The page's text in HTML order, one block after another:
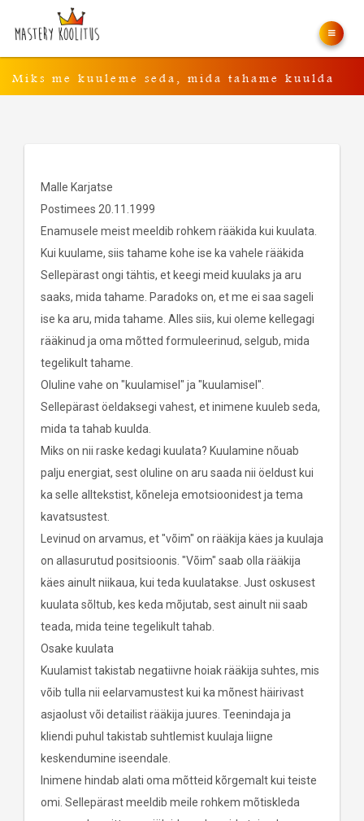
Miks me kuuleme seda, mida tahame kuulda
Malle Karjatse
Postimees 20.11.1999
Enamusele meist meeldib rohkem rääkida kui kuulata.
Kui kuulame, siis tahame kohe ise ka vahele rääkida
Sellepärast ongi tähtis, et keegi meid kuulaks ja aru
saaks, mida tahame. Paradoks on, et me ei saa sageli
ise ka aru, mida tahame. Alles siis, kui oleme kellegagi
rääkinud ja oma mõtted formuleerinud, selgub, mida
tegelikult tahame.
Oluline vahe on "kuulamisel" ja "kuulamisel".
Sellepärast öeldaksegi vahest, et inimene kuuleb seda,
mida ta tahab kuulda.
Miks on nii raske kedagi kuulata? Kuulamine nõuab
palju energiat, sest oluline on aru saada nii öeldust kui
ka selle alltekstist, kõneleja emotsioonidest ja tema
kavatsustest.
Levinud on arvamus, et "võim" on rääkija käes ja kuulaja
on allasurutud positsioonis. "Võim" saab olla rääkija
käes ainult niikaua, kui teda kuulatakse. Just oskusest
kuulata sõltub, kes keda mõjutab, sest ainult nii saab
teada, mida teine tegelikult tahab.
Osake kuulata
Kuulamist takistab negatiivne hoiak rääkija suhtes, mis
võib tulla nii eelarvamustest kui ka mõnest häirivast
asjaolust või detailist rääkija juures. Teenindaja ja
kliendi puhul takistab suhtlemist kuulaja liigne
keskendumine iseendale.
Inimene hindab alati oma mõtteid kõrgemalt kui teiste
omi. Sellepärast meeldib meile rohkem mõtiskleda